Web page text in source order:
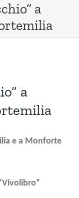
a
a
e a Monforte